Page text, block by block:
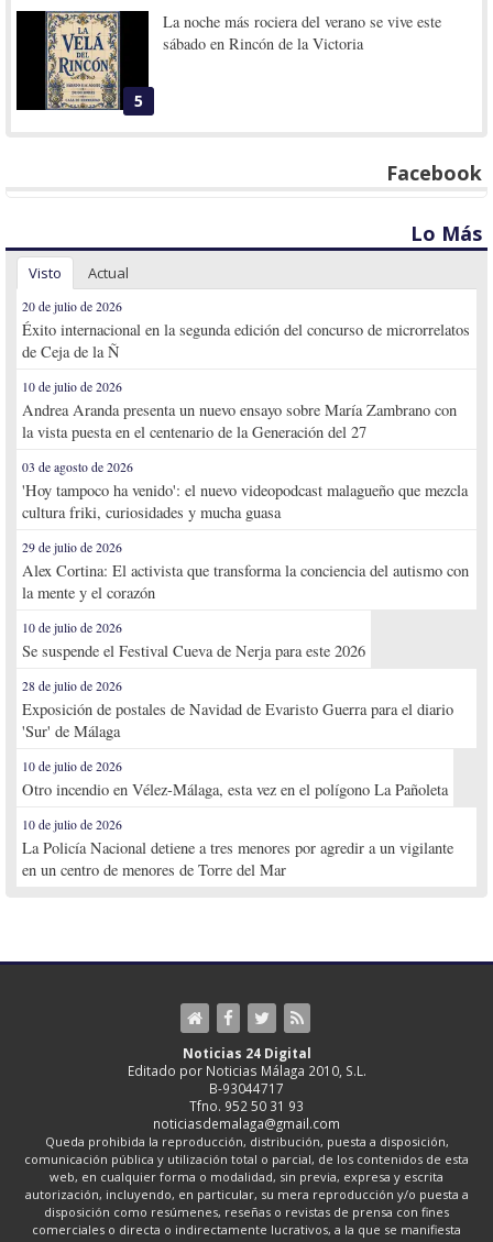
5
La noche más rociera del verano se vive este
sábado en Rincón de la Victoria
Facebook
Lo Más
Visto Actual
20 de julio de 2026
Éxito internacional en la segunda edición del concurso de microrrelatos
de Ceja de la Ñ
10 de julio de 2026
Andrea Aranda presenta un nuevo ensayo sobre María Zambrano con
la vista puesta en el centenario de la Generación del 27
03 de agosto de 2026
'Hoy tampoco ha venido': el nuevo videopodcast malagueño que mezcla
cultura friki, curiosidades y mucha guasa
29 de julio de 2026
Alex Cortina: El activista que transforma la conciencia del autismo con
la mente y el corazón
10 de julio de 2026
Se suspende el Festival Cueva de Nerja para este 2026
28 de julio de 2026
Exposición de postales de Navidad de Evaristo Guerra para el diario
'Sur' de Málaga
10 de julio de 2026
Otro incendio en Vélez-Málaga, esta vez en el polígono La Pañoleta
10 de julio de 2026
La Policía Nacional detiene a tres menores por agredir a un vigilante
en un centro de menores de Torre del Mar
Noticias 24 Digital
Editado por Noticias Málaga 2010, S.L.
B-93044717
Tfno. 952 50 31 93
noticiasdemalaga@gmail.com
Queda prohibida la reproducción, distribución, puesta a disposición,
comunicación pública y utilización total o parcial, de los contenidos de esta
web, en cualquier forma o modalidad, sin previa, expresa y escrita
autorización, incluyendo, en particular, su mera reproducción y/o puesta a
disposición como resúmenes, reseñas o revistas de prensa con fines
comerciales o directa o indirectamente lucrativos, a la que se manifiesta